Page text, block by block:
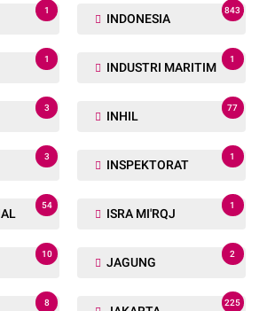
1
INDONESIA
843
1
INDUSTRI MARITIM
1
3
INHIL
77
3
INSPEKTORAT
1
54
ISRA MI'RQJ
1
10
JAGUNG
2
8 225